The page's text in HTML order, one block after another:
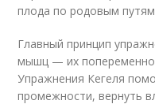
плода по родовым
Главный принцип
мышц — их
Упражнения Кегеля
промежности, вернуть